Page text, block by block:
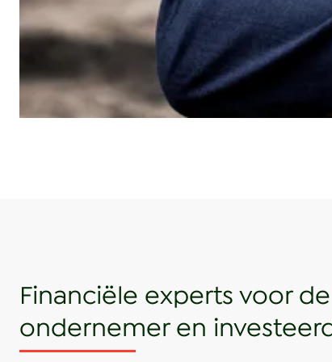
Financiële experts voor
ondernemer en